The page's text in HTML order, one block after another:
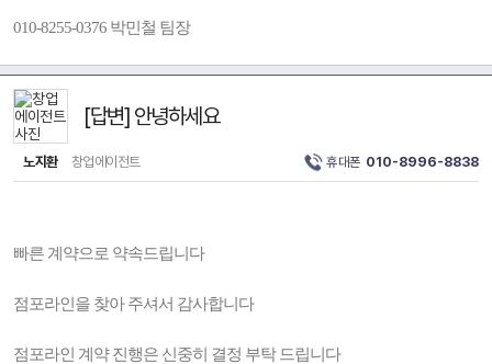
010-8255-0376 박민철 팀장
[답변] 안녕하세요
노지환 창업에이전트 휴대폰 010-8996-8838
빠른 계약으로 약속드립니다
점포라인을 찾아 주셔서 감사합니다
점포라인 계약 진행은 신중히 결정 부탁 드립니다